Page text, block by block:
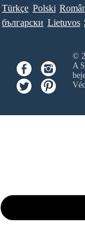
Türkçe Polski
български Lietuvos
©
A